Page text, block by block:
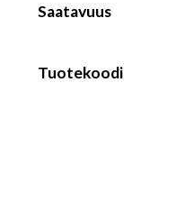
Saatavuus
Tuotekoodi